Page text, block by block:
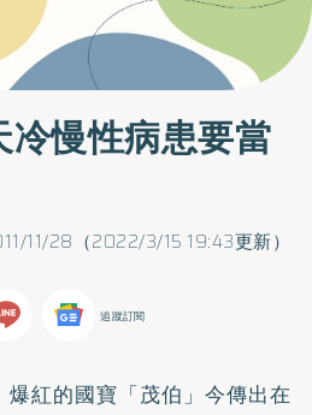
慢性病患要當
11/28（2022/3/15 19:43更新）
追蹤訂閱
紅的國寶「茂伯」今傳出在